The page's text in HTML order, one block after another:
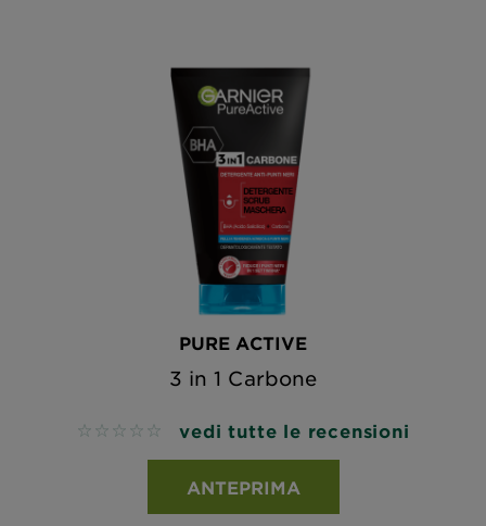
PURE ACTIVE
3 in 1 Carbone
No reviews vedi tutte le recensioni
ANTEPRIMA